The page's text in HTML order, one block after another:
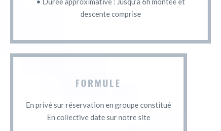
descente comprise
FORMULE
En privé sur réservation en groupe constitué
En collective date sur notre site